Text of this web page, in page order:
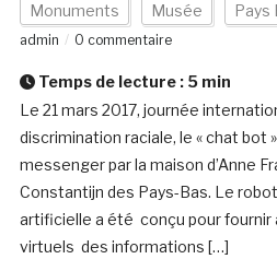
Monuments Musée Pays
admin
0 commentaire
Temps de lecture : 5 min
Le 21 mars 2017, journée
discrimination raciale, le « chat bot
messenger par la maison d’Anne
Constantijn des Pays-Bas. Le
artificielle a été conçu pour fournir
virtuels des informations […]